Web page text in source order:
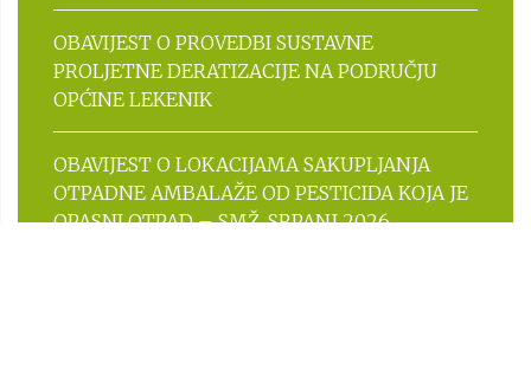
OBAVIJEST O PROVEDBI SUSTAVNE
PROLJETNE DERATIZACIJE NA PODRUČJU
OPĆINE LEKENIK
OBAVIJEST O LOKACIJAMA SAKUPLJANJA
OTPADNE AMBALAŽE OD PESTICIDA KOJA JE
OPASNI OTPAD – SMŽ, SRPANJ 2026.